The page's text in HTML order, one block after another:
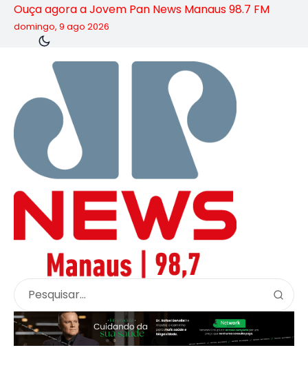
Ouça agora a Jovem Pan News Manaus 98.7 FM
domingo, 9 ago 2026